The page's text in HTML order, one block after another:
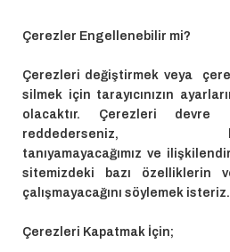
Çerezler Engellenebilir mi?
Çerezleri değiştirmek veya
silmek için tarayıcınızın
olacaktır. Çerezleri devre
reddederseniz,
tanıyamayacağımız ve
sitemizdeki bazı özelliklerin
çalışmayacağını söylemek isteriz.
Çerezleri Kapatmak İçin;